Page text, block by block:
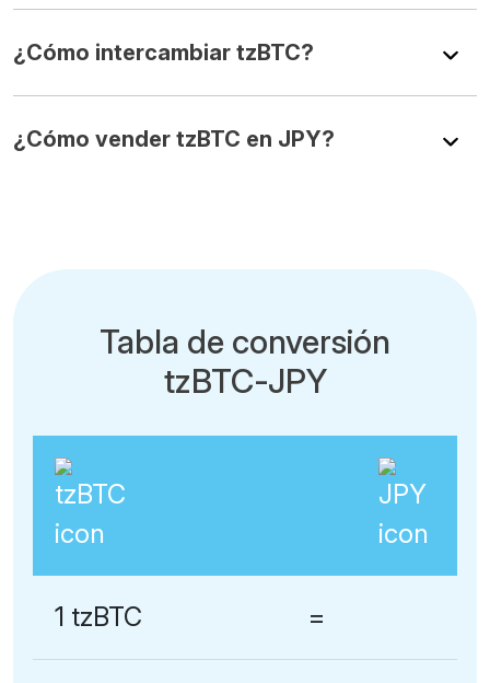
¿Cómo intercambiar tzBTC?
¿Cómo vender tzBTC en JPY?
Tabla de conversión
tzBTC-JPY
1 tzBTC =